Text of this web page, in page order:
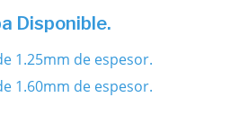
Disponible.
1.25mm de espesor.
1.60mm de espesor.